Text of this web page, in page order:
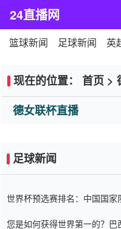
24直播网
篮球新闻 足球新闻 英
现在的位置： 首页 >
德女联杯直播
足球新闻
世界杯预选赛排名：中国国家
您是如何获得世界第一的？巴